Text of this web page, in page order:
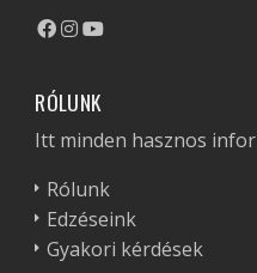
RÓLUNK
Itt minden hasznos
Rólunk
Edzéseink
Gyakori kérdések